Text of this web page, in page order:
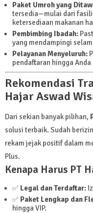
Paket Umroh yang
tersedia—mulai dari
ketersediaan makanan
Pembimbing Ibadah:
yang mendampingi
Pelayanan Menyeluruh:
pendaftaran hingga
Rekomendasi
Hajar Aswad
Dari sekian banyak pilihan,
solusi terbaik. Sudah
rekam jejak positif dalam
Plus.
Kenapa Harus PT
✅ Legal dan Terdaftar:
✅ Paket Lengkap dan
hingga VIP.